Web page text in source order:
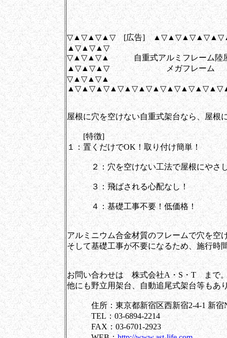
▽▲▽▲▽▲▽ [広告]
▲▽▲▽▲▽
▽▲▽▲▽▲ 自重式アルミフレーム陸屋
▲▽▲▽▲▽ メガフレーム
▽▲▽▲▽▲
屋根に穴を空けない自重式架台なら、屋根
[特徴]
１：置くだけでOK！取り付け簡単！
２：穴を空けない工法で屋根にやさ
３：飛ばされる心配なし！
４：基礎工事不要！低価格！
アルミニウム合金材質のフレームで穴を空
そして基礎工事が不要になるため、施行時
お問い合わせは 株式会社A・S・T まで
他にも野立用架台、自動追尾式架台等もあ
住所：東京都新宿区西新宿2-4-1 新宿
TEL：03-6894-2214
FAX：03-6701-2923